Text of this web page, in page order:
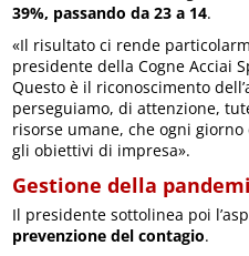
39%, passando da 23 a 14.
«Il risultato ci rende
presidente della Cogne Acciai
Questo è il riconoscimento
perseguiamo, di attenzione,
risorse umane, che ogni
gli obiettivi di impresa».
Gestione della
Il presidente sottolinea poi
prevenzione del contagio.